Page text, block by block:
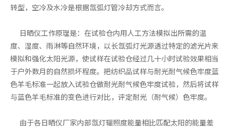
转型，空冷及水冷是根据氙弧灯管冷却方式而言。
日晒仪工作原理是：在试验仓内用人工方法模拟出所需的温
度、湿度、雨淋等自然环境，以长氙弧灯光源透过特定的滤光片来
模拟和强化太阳光源，使试样在试验仓经过几十小时试验效果相当
于户外数月的自然损坏程度。把纺织品试样与耐光耐气候色牢度蓝
色羊毛标准一起放入试验仓做耐光耐气候色牢度试验，然后将试样
与蓝色羊毛标准的变色进行对比，评定耐光（耐气候）色牢度。
由于各日晒仪厂家内部氙灯辐照度能量相比匹配太阳的能量差